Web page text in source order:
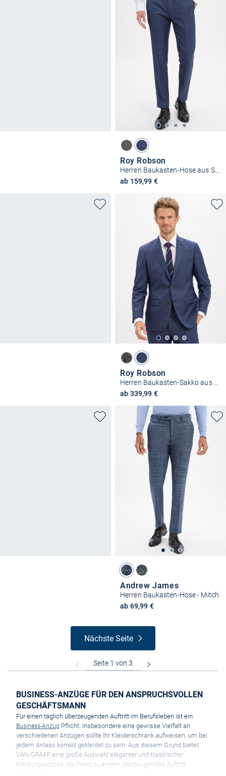
Roy Robson
Herren Baukasten-Hose aus Schurwolle
ab 159,99 €
Roy Robson
Herren Baukasten-Sakko aus Schurwolle
ab 339,99 €
Andrew James
Herren Baukasten-Hose - Mitch
ab 69,99 €
Nächste Seite
BUSINESS-ANZÜGE FÜR DEN ANSPRUCHSVOLLEN
GESCHÄFTSMANN
Für einen täglich überzeugenden Auftritt im Berufsleben ist ein
Business-Anzug Pflicht. Insbesondere eine gewisse Vielfalt an
verschiedenen Anzügen sollte Ihr Kleiderschrank aufweisen, um bei
jedem Anlass korrekt gekleidet zu sein. Aus diesem Grund bietet
VAN GRAAF eine große Auswahl eleganter und klassischer
Kleidungsstücke, die Ihnen zu einem überzeugenden Auftritt